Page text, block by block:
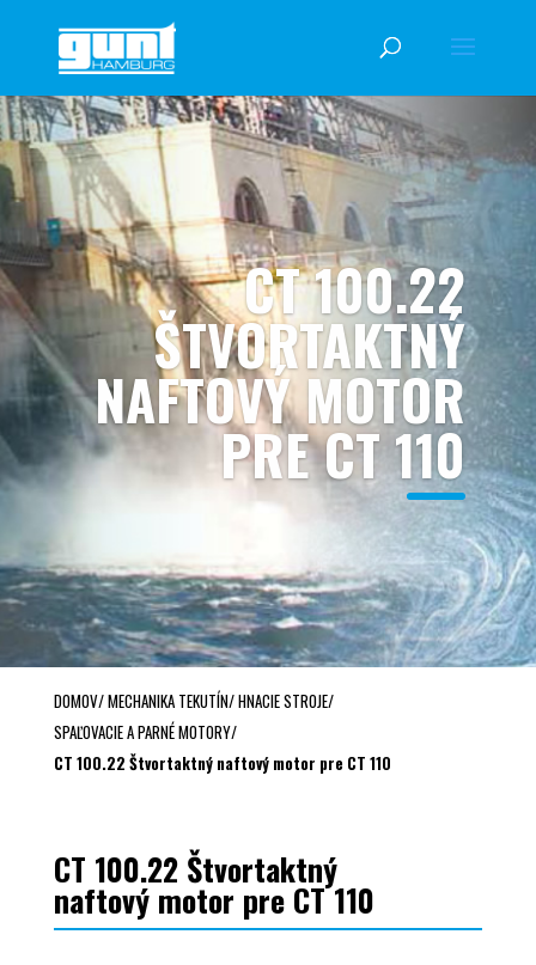
CT 100.22
ŠTVORTAKTNÝ
NAFTOVÝ MOTOR
PRE CT 110
DOMOV/MECHANIKA TEKUTÍN/HNACIE STROJE/
SPAĽOVACIE A PARNÉ MOTORY/
CT 100.22 Štvortaktný naftový motor pre CT 110
CT 100.22 Štvortaktný
naftový motor pre CT 110